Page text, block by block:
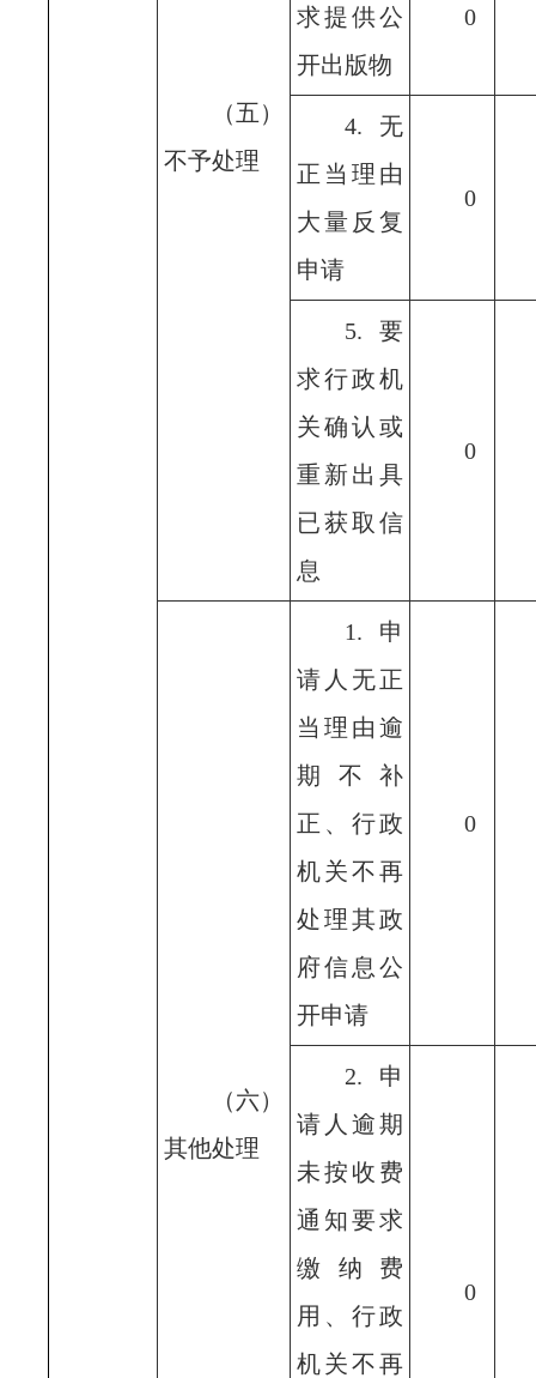
（五）
不予处理
求提供公
开出版物
0
4.无
正当理由
大量反复
申请
0
5.要
求行政机
关确认或
重新出具
已获取信
息
0
（六）
其他处理
1.申
请人无正
当理由逾
期不补
正、行政
机关不再
处理其政
府信息公
开申请
0
2.申
请人逾期
未按收费
通知要求
缴纳费
用、行政
机关不再
0